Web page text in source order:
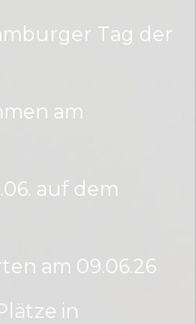
Tag der
am
auf dem
am 09.06.26
in